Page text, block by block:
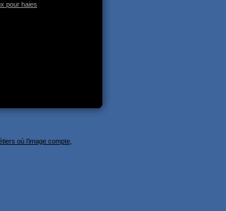
pour haies
où l’image compte,